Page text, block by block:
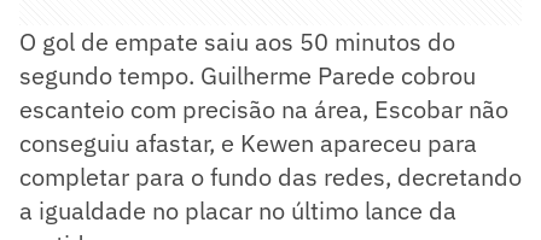
O gol de empate saiu aos 50 minutos do
segundo tempo. Guilherme Parede cobrou
escanteio com precisão na área, Escobar não
conseguiu afastar, e Kewen apareceu para
completar para o fundo das redes, decretando
a igualdade no placar no último lance da